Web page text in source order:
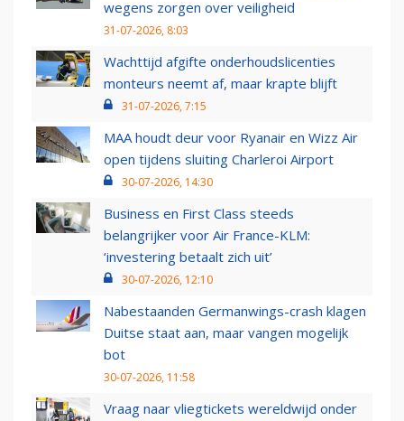
wegens zorgen over veiligheid
31-07-2026, 8:03
Wachttijd afgifte onderhoudslicenties
monteurs neemt af, maar krapte blijft
31-07-2026, 7:15
MAA houdt deur voor Ryanair en Wizz Air
open tijdens sluiting Charleroi Airport
30-07-2026, 14:30
Business en First Class steeds
belangrijker voor Air France-KLM:
‘investering betaalt zich uit’
30-07-2026, 12:10
Nabestaanden Germanwings-crash klagen
Duitse staat aan, maar vangen mogelijk
bot
30-07-2026, 11:58
Vraag naar vliegtickets wereldwijd onder